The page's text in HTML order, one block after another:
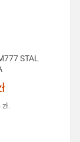
STAL
zł.